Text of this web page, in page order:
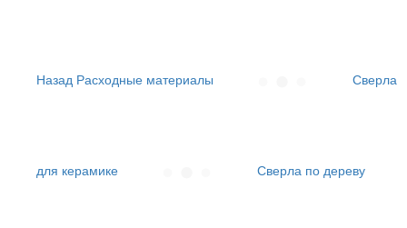
Назад Расходные материалы Сверла
для керамике Сверла по дереву